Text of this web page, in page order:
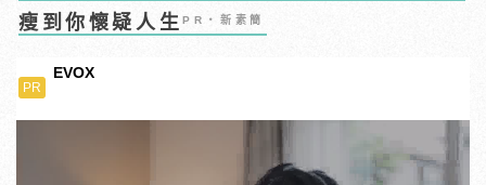
瘦到你懷疑人生PR・新素簡
PR
EVOX